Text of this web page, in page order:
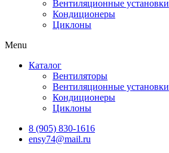
Вентиляционные установки
Кондиционеры
Циклоны
Menu
Каталог
Вентиляторы
Вентиляционные установки
Кондиционеры
Циклоны
8 (905) 830-1616
ensy74@mail.ru